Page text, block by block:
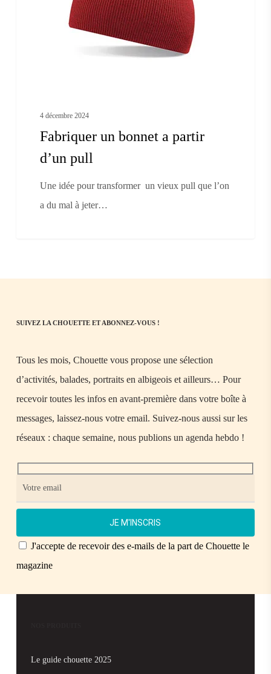
4 décembre 2024
Fabriquer un bonnet a partir
d’un pull
Une idée pour transformer un vieux pull que l’on
a du mal à jeter…
SUIVEZ LA CHOUETTE ET ABONNEZ-VOUS !
Tous les mois, Chouette vous propose une sélection
d’activités, balades, portraits en albigeois et ailleurs… Pour
recevoir toutes les infos en avant-première dans votre boîte à
messages, laissez-nous votre email. Suivez-nous aussi sur les
réseaux : chaque semaine, nous publions un agenda hebdo !
J'accepte de recevoir des e-mails de la part de Chouette le
magazine
Le guide chouette 2025